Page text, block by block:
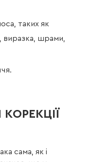
таких як
виразка, шрами,
КОРЕКЦІЇ
сама, як і